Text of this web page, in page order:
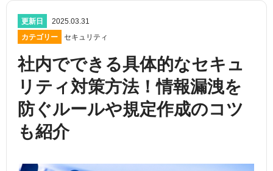
更新日
2025.03.31
カテゴリー
セキュリティ
社内でできる具体的なセキュ
リティ対策方法！情報漏洩を
防ぐルールや規定作成のコツ
も紹介